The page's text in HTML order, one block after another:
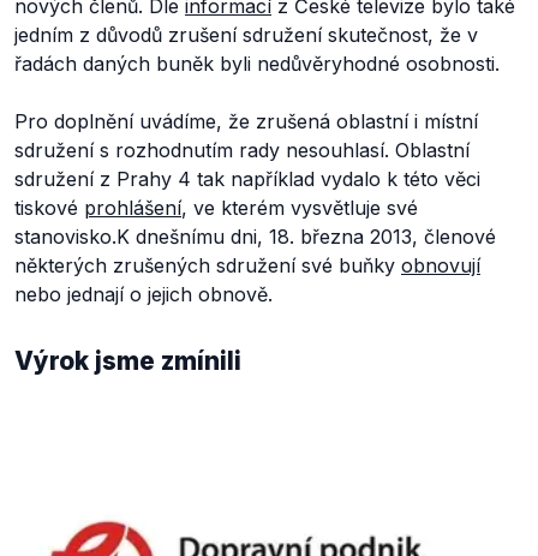
nových členů. Dle informacíz České televize bylo také
jedním z důvodů zrušení sdružení skutečnost, že v
řadách daných buněk byli nedůvěryhodné osobnosti.
Pro doplnění uvádíme, že zrušená oblastní i místní
sdružení s rozhodnutím rady nesouhlasí. Oblastní
sdružení z Prahy 4 tak například vydalo k této věci
tiskové prohlášení, ve kterém vysvětluje své
stanovisko.K dnešnímu dni, 18. března 2013, členové
některých zrušených sdružení své buňky obnovují
nebo jednají o jejich obnově.
Výrok jsme zmínili